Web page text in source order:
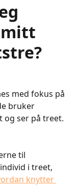
mitt
med fokus på
bruker
og ser på treet.
til
i treet,
knytter